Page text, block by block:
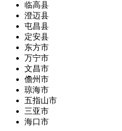
临高县
澄迈县
屯昌县
定安县
东方市
万宁市
文昌市
儋州市
琼海市
五指山市
三亚市
海口市